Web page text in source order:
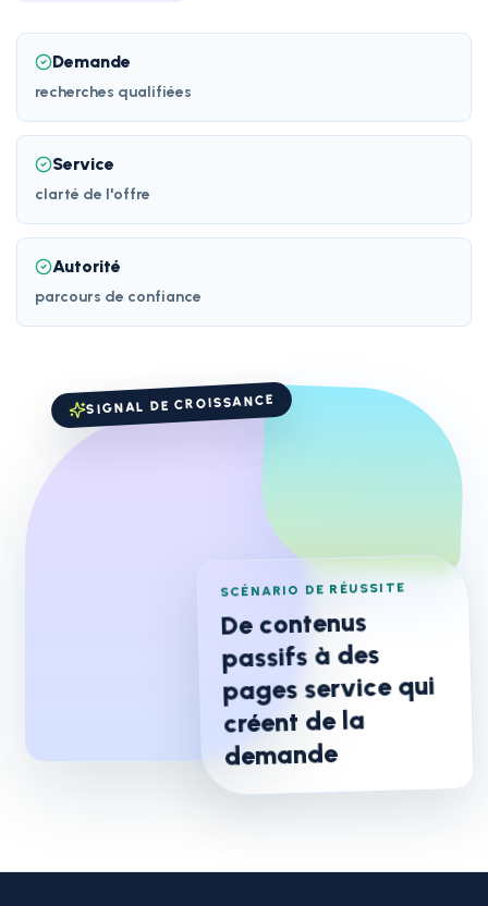
Demande
recherches qualifiées
Service
clarté de l'offre
Autorité
parcours de confiance
SCÉNARIO DE RÉUSSITE
De contenus
passifs à des
pages service qui
créent de la
demande
SIGNAL DE CROISSANCE